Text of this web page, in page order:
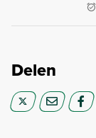
Delen